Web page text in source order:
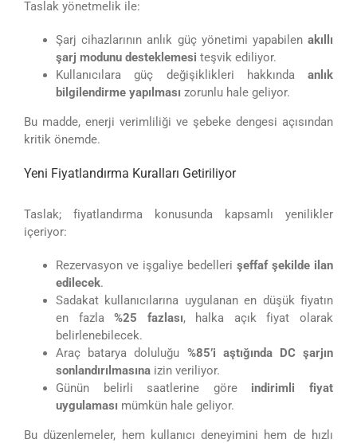
Taslak yönetmelik ile:
Şarj cihazlarının anlık güç yönetimi yapabilenakıllı
şarj modunu desteklemesi teşvik ediliyor.
Kullanıcılara güç değişiklikleri hakkındaanlık
bilgilendirme yapılması zorunlu hale geliyor.
Bu madde, enerji verimliliği ve şebeke dengesi açısından
kritik önemde.
Yeni Fiyatlandırma Kuralları Getiriliyor
Taslak; fiyatlandırma konusunda kapsamlı yenilikler
içeriyor:
Rezervasyon ve işgaliye bedellerişeffaf şekilde ilan
edilecek.
Sadakat kullanıcılarına uygulanan en düşük fiyatın
en fazla%25 fazlası, halka açık fiyat olarak
belirlenebilecek.
Araç batarya doluluğu %85’i aştığında DC şarjın
sonlandırılmasınaizin veriliyor.
Günün belirli saatlerine göre indirimli fiyat
uygulaması mümkün hale geliyor.
Bu düzenlemeler, hem kullanıcı deneyimini hem de hızlı